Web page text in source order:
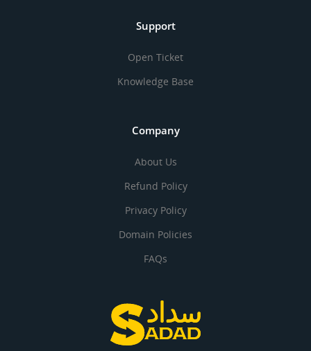
Support
Open Ticket
Knowledge Base
Company
About Us
Refund Policy
Privacy Policy
Domain Policies
FAQs